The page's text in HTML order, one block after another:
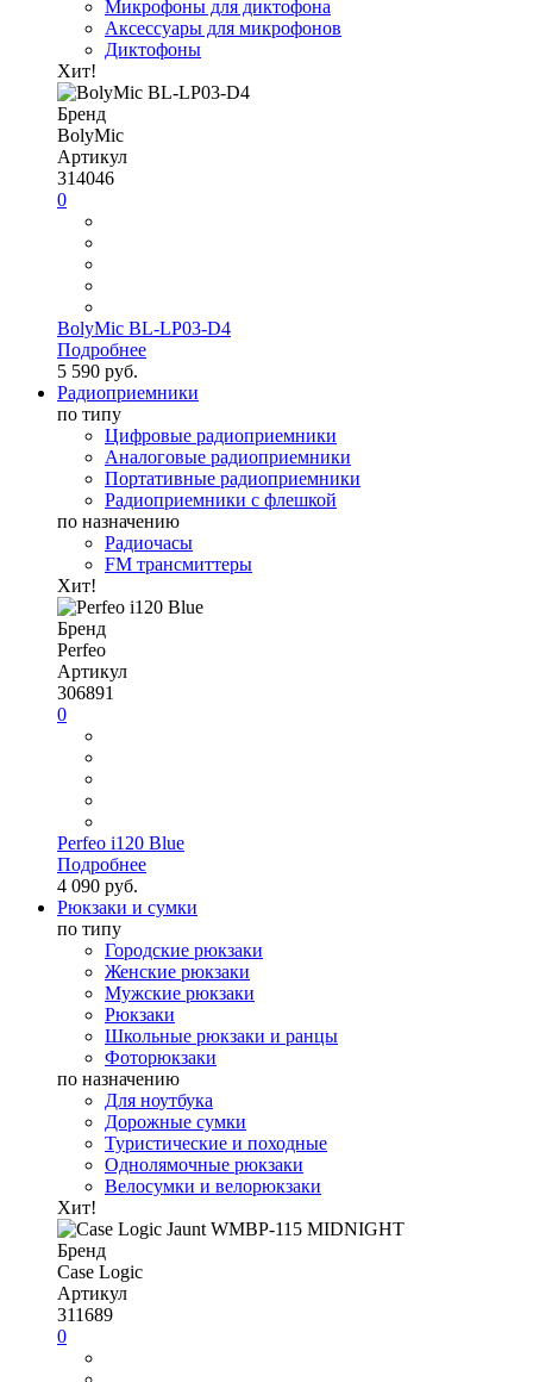
Микрофоны для диктофона
Аксессуары для микрофонов
Диктофоны
Хит!
Бренд
BolyMic
Артикул
314046
0
BolyMic BL-LP03-D4
Подробнее
5 590 руб.
Радиоприемники
по типу
Цифровые радиоприемники
Аналоговые радиоприемники
Портативные радиоприемники
Радиоприемники с флешкой
по назначению
Радиочасы
FM трансмиттеры
Хит!
Бренд
Perfeo
Артикул
306891
0
Perfeo i120 Blue
Подробнее
4 090 руб.
Рюкзаки и сумки
по типу
Городские рюкзаки
Женские рюкзаки
Мужские рюкзаки
Рюкзаки
Школьные рюкзаки и ранцы
Фоторюкзаки
по назначению
Для ноутбука
Дорожные сумки
Туристические и походные
Однолямочные рюкзаки
Велосумки и велорюкзаки
Хит!
Бренд
Case Logic
Артикул
311689
0